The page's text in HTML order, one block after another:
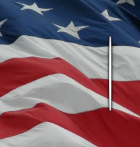
Play